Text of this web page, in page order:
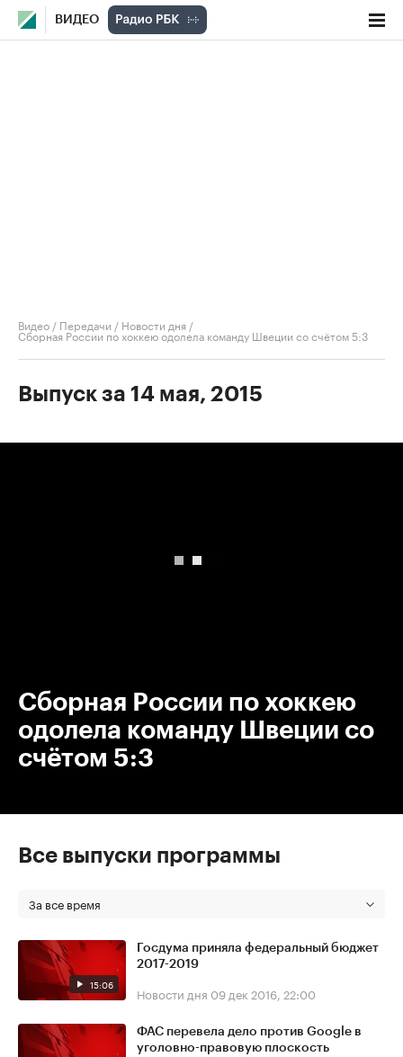
ВИДЕО
Видео / Передачи / Новости дня /
Сборная России по хоккею одолела команду Швеции со счётом 5:3
Выпуск за 14 мая, 2015
Сборная России по хоккею
одолела команду Швеции со
счётом 5:3
Все выпуски программы
За все время
15:06
Госдума приняла федеральный бюджет
2017-2019
Новости дня 09 дек 2016, 22:00
ФАС перевела дело против Google в
уголовно-правовую плоскость